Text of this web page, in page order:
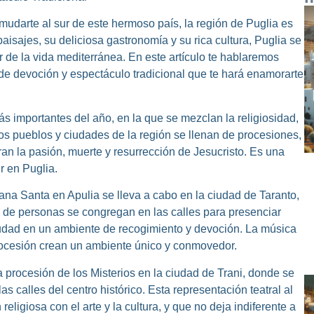
al sur de este hermoso país, la región de Puglia es
su deliciosa gastronomía y su rica cultura, Puglia se
la vida mediterránea. En este artículo te hablaremos
devoción y espectáculo tradicional que te hará enamorarte
importantes del año, en la que se mezclan la religiosidad,
pueblos y ciudades de la región se llenan de procesiones,
la pasión, muerte y resurrección de Jesucristo. Es una
en Puglia.
Santa en Apulia se lleva a cabo en la ciudad de Taranto,
personas se congregan en las calles para presenciar
en un ambiente de recogimiento y devoción. La música
crean un ambiente único y conmovedor.
de los Misterios en la ciudad de Trani, donde se
calles del centro histórico. Esta representación teatral al
con el arte y la cultura, y que no deja indiferente a